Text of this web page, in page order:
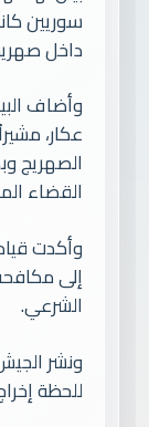
سوريين
داخل
وأضاف
عكار،
الصهريج
القضاء
وأكدت
إلى
الشرعي.
ونشر
للحظة